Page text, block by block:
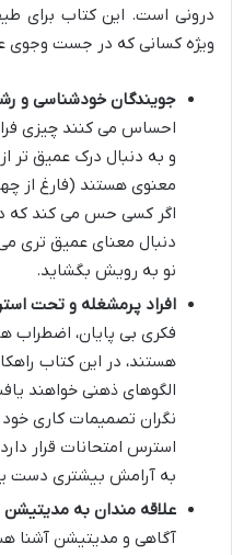
درونی است. این کتاب برای
ویژه کسانی که در جست وجوی
جویندگان خودشناسی و
احساس می کنند چیزی
و به دنبال درک عمیق تر
معنوی هستند (فارغ از
اگر کسی حس می کند که
دنبال معنای عمیق تری
نو به رویش بگشاید.
افراد پرمشغله و تحت
فکری بی پایان، اضطراب
هستند، در این کتاب
الگوهای ذهنی خواهند
نگران تصمیمات کاری
استرس امتحانات قرار
به آرامش بیشتری دست
علاقه مندان به
آگاهی و مدیتیشن آشنا